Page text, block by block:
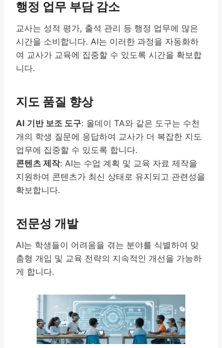
행정 업무 부담 감소
교사는 성적 평가, 출석 관리 등 행정 업무에 많은
시간을 소비합니다. AI는 이러한 과정을 자동화하
여 교사가 교육에 집중할 수 있도록 시간을 확보합
니다.
지도 품질 향상
AI 기반 보조 도구: 올데이 TA와 같은 도구는 수천
개의 학생 질문에 응답하여 교사가 더 복잡한 지도
업무에 집중할 수 있도록 합니다.
콘텐츠 제작: AI는 수업 계획 및 교육 자료 제작을
지원하여 콘텐츠가 최신 상태로 유지되고 관련성을
확보합니다.
전문성 개발
AI는 학생들이 어려움을 겪는 분야를 식별하여 맞
춤형 개입 및 교육 전략의 지속적인 개선을 가능하
게 합니다.